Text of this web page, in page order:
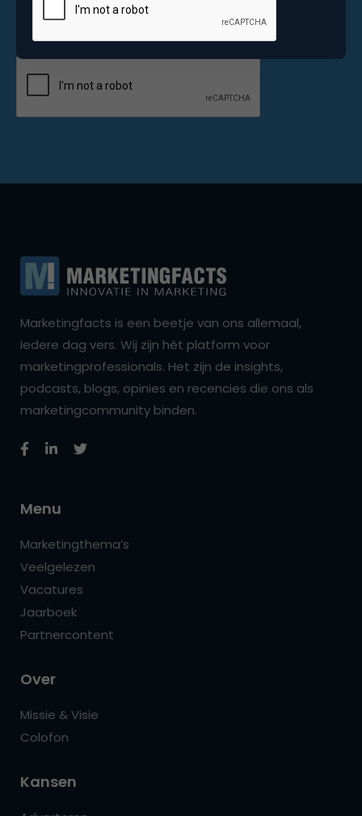
Marketingfacts is een beetje van ons allemaal,
iedere dag vers. Wij zijn hét platform voor
marketingprofessionals. Het zijn de insights,
podcasts, blogs, opinies en recencies die ons als
marketingcommunity binden.
Menu
Marketingthema’s
Veelgelezen
Vacatures
Jaarboek
Partnercontent
Over
Missie & Visie
Colofon
Kansen